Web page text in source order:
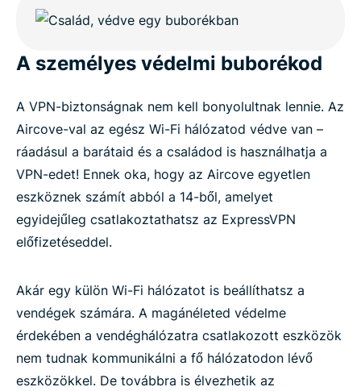
A személyes védelmi buborékod
A VPN-biztonságnak nem kell bonyolultnak lennie. Az
Aircove-val az egész Wi-Fi hálózatod védve van –
ráadásul a barátaid és a családod is használhatja a
VPN-edet! Ennek oka, hogy az Aircove egyetlen
eszköznek számít abból a 14-ből, amelyet
egyidejűleg csatlakoztathatsz az ExpressVPN
előfizetéseddel.
Akár egy külön Wi-Fi hálózatot is beállíthatsz a
vendégek számára. A magánéleted védelme
érdekében a vendéghálózatra csatlakozott eszközök
nem tudnak kommunikálni a fő hálózatodon lévő
eszközökkel. De továbbra is élvezhetik az